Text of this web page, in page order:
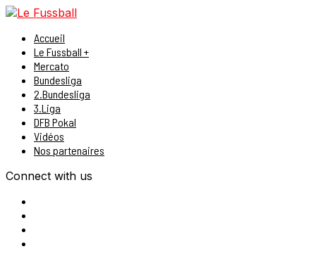
Accueil
Le Fussball +
Mercato
Bundesliga
2.Bundesliga
3.Liga
DFB Pokal
Vidéos
Nos partenaires
Connect with us